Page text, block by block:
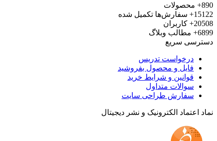
محصولات
سفارش‌ها تکمیل شده
کاربران
مطالب وبلاگ
سریع
درخواست تدریس
فایل و محصول بفروشید
قوانین و شرایط خرید
سوالات متداول
سفارش طراحی سایت
اعتماد الکترونیک و نشر دیجیتال